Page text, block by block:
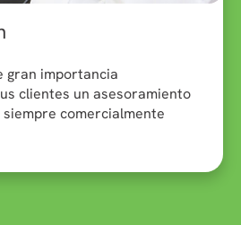
gran importancia
clientes un asesoramiento
comercialmente